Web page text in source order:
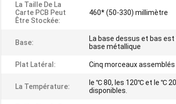
La Taille De La
Carte PCB Peut
Être Stockée:
460* (50-330) millimètre
Base:
La base dessus et bas est
base métallique
Plat Latéral: Cinq morceaux assemblés
La Température:
le ℃ 80, les 120℃ et le ℃
disponibles.